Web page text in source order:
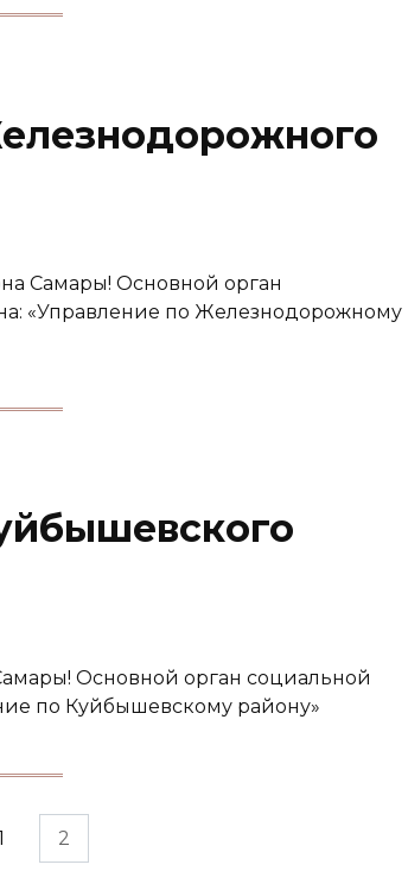
Самары! Основной орган
«Управление по Железнодорожному
Основной орган социальной
по Куйбышевскому району»
2